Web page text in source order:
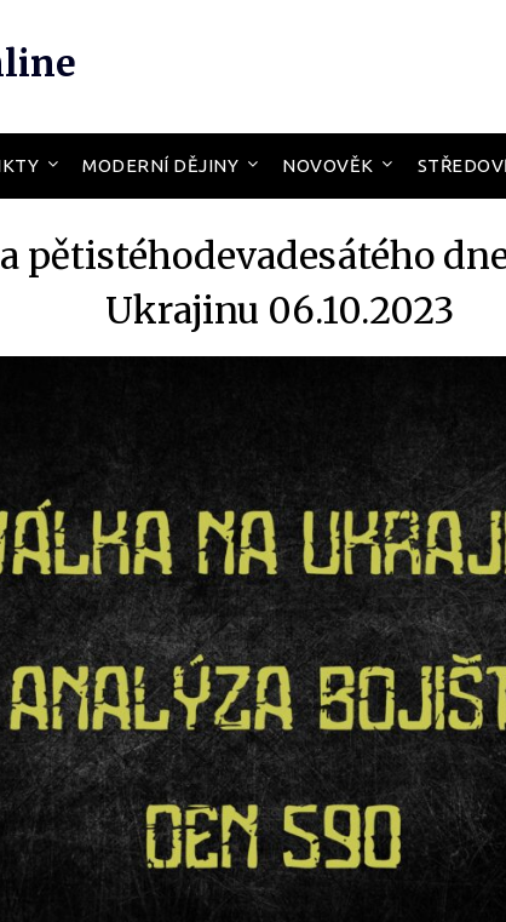
MODERNÍ DĚJINY NOVOVĚK
pětistéhodevadesátého
Ukrajinu 06.10.2023